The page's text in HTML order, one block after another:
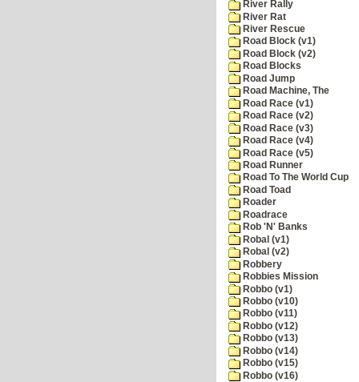
River Rally
River Rat
River Rescue
Road Block (v1)
Road Block (v2)
Road Blocks
Road Jump
Road Machine, The
Road Race (v1)
Road Race (v2)
Road Race (v3)
Road Race (v4)
Road Race (v5)
Road Runner
Road To The World Cup
Road Toad
Roader
Roadrace
Rob 'N' Banks
Robal (v1)
Robal (v2)
Robbery
Robbies Mission
Robbo (v1)
Robbo (v10)
Robbo (v11)
Robbo (v12)
Robbo (v13)
Robbo (v14)
Robbo (v15)
Robbo (v16)